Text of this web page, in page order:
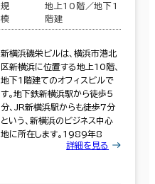
規
模
地上10階／地下1
階建
新横浜磯栄ビルは、横浜市港北
区新横浜に位置する地上10階、
地下1階建てのオフィスビルで
す。地下鉄新横浜駅から徒歩5
分、JR新横浜駅からも徒歩7分
という、新横浜のビジネス中心
地に所在します。1989年8
詳細を見る